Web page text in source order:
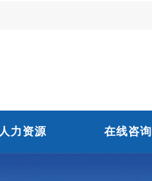
人力资源 在线咨询